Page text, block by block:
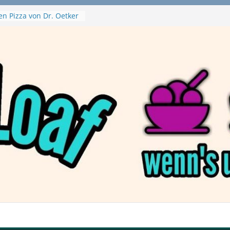
Pizza von Dr. Oetker
Nuggets und
– wirklich vegan?
Haftbefehl /